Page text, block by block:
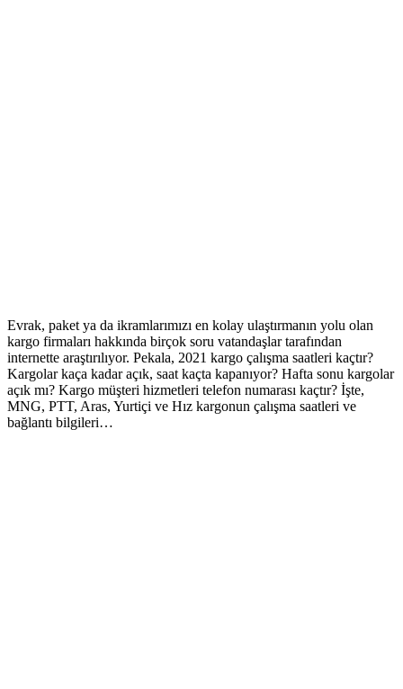
Evrak, paket ya da ikramlarımızı en kolay ulaştırmanın yolu olan
kargo firmaları hakkında birçok soru vatandaşlar tarafından
internette araştırılıyor. Pekala, 2021 kargo çalışma saatleri kaçtır?
Kargolar kaça kadar açık, saat kaçta kapanıyor? Hafta sonu kargolar
açık mı? Kargo müşteri hizmetleri telefon numarası kaçtır? İşte,
MNG, PTT, Aras, Yurtiçi ve Hız kargonun çalışma saatleri ve
bağlantı bilgileri…